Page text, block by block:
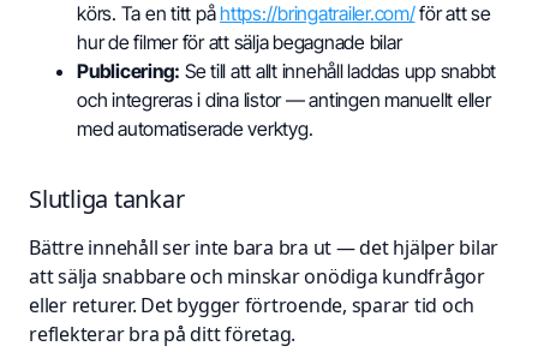
körs. Ta en titt påhttps://bringatrailer.com/för att se
hur de filmer för att sälja begagnade bilar
Publicering: Se till att allt innehåll laddas upp snabbt
och integreras i dina listor — antingen manuellt eller
med automatiserade verktyg.
Slutliga tankar
Bättre innehåll ser inte bara bra ut — det hjälper bilar
att sälja snabbare och minskar onödiga kundfrågor
eller returer. Det bygger förtroende, sparar tid och
reflekterar bra på ditt företag.